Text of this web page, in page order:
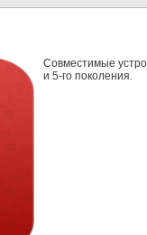
Совместимые
и 5-го поколения.